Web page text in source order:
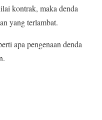
kontrak, maka denda
yang terlambat.
apa pengenaan denda